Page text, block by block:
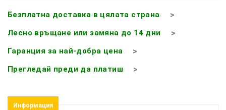
Безплатна доставка в цялата страна
Лесно връщане или замяна до 14 дни
Гаранция за най-добра цена
Прегледай преди да платиш
Информация